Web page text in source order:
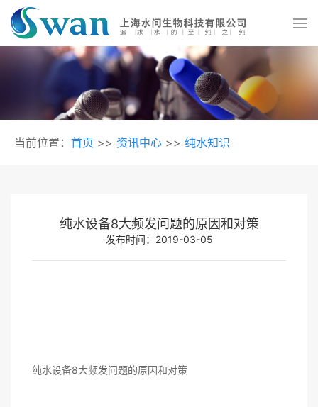
当前位置： 首页 >> 资讯中心 >> 纯水知识
纯水设备8大频发问题的原因和对策
发布时间：2019-03-05
纯水设备8大频发问题的原因和对策